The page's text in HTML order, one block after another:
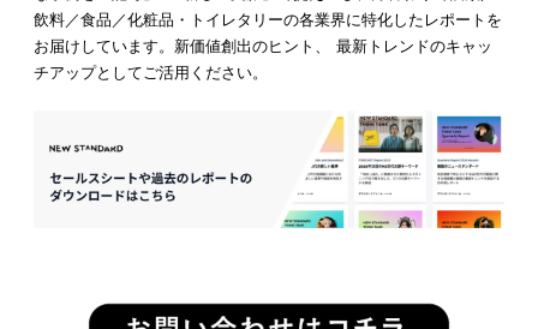
飲料／食品／化粧品・トイレタリーの各業界に特化したレポートを
お届けしています。新価値創出のヒント、 最新トレンドのキャッ
チアップとしてご活用ください。